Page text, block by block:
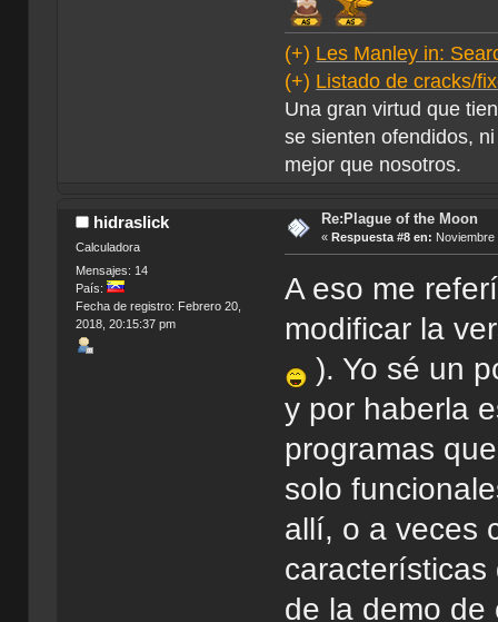
(+) Les Manley in:
(+) Listado de cracks/
Una gran virtud que
se sienten ofendidos,
mejor que nosotros.
hidraslick
Calculadora
Mensajes: 14
País:
Fecha de registro: Febrero 20,
2018, 20:15:37 pm
Re:Plague of the Moon
« Respuesta #8 en: Noviembre
A eso me
modificar la
). Yo sé un
y por haberla
programas
solo
allí, o a veces
de la demo de